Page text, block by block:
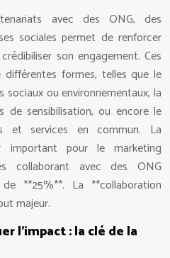
avec des ONG, des
sociales permet de renforcer
son engagement. Ces
différentes formes, telles que le
ou environnementaux, la
de sensibilisation, ou encore le
et services en commun. La
important pour le marketing
collaborant avec des ONG
**25%**. La **collaboration
majeur.
l’impact : la clé de la